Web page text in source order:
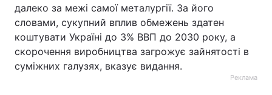
далеко за межі самої металургії. За його
словами, сукупний вплив обмежень здатен
коштувати Україні до 3% ВВП до 2030 року, а
скорочення виробництва загрожує зайнятості в
суміжних галузях, вказує видання.
Реклама